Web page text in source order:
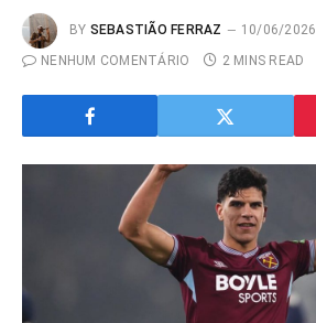
BY SEBASTIÃO FERRAZ
10/06/2026
NENHUM COMENTÁRIO
2 MINS READ